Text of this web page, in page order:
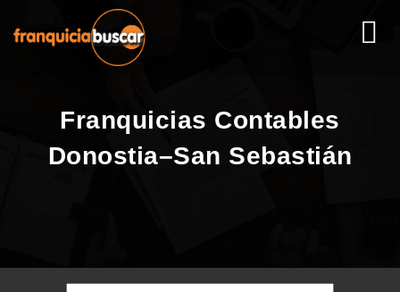
Franquicias Contables
Donostia–San Sebastián